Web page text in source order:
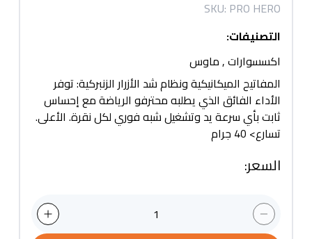
SKU: PRO HERO
التصنيفات:
اكسسوارات,ماوس
المفاتيح الميكانيكية ونظام شد الأزرار الزنبركية: توفر
الأداء الفائق الذي يطلبه محترفو الرياضة مع إحساس
ثابت بأي سرعة يد وتشغيل شبه فوري لكل نقرة. الأعلى.
تسارع> 40 جرام
السعر:
1